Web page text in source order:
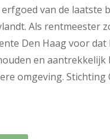
van de laatste
Als rentmeester
Den Haag voor
en aantrekkelijk
omgeving. Stichting